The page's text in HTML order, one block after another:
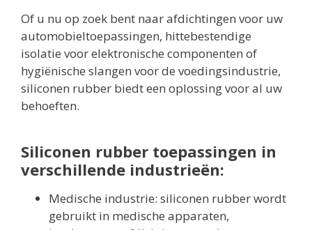
Of u nu op zoek bent naar afdichtingen voor uw
automobieltoepassingen, hittebestendige
isolatie voor elektronische componenten of
hygiënische slangen voor de voedingsindustrie,
siliconen rubber biedt een oplossing voor al uw
behoeften.
Siliconen rubber toepassingen in
verschillende industrieën:
Medische industrie: siliconen rubber wordt
gebruikt in medische apparaten,